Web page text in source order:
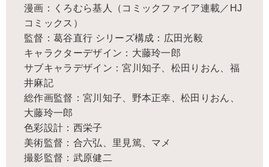
漫画：くろむら基人（コミックファイア連載／HJ
コミックス）
監督：葛谷直行 シリーズ構成：広田光毅
キャラクターデザイン：大藤玲一郎
サブキャラデザイン：宮川知子、松田りおん、福
井麻記
総作画監督：宮川知子、野本正幸、松田りおん、
大藤玲一郎
色彩設計：西栄子
美術監督：合六弘、里見篤、マメ
撮影監督：武原健二